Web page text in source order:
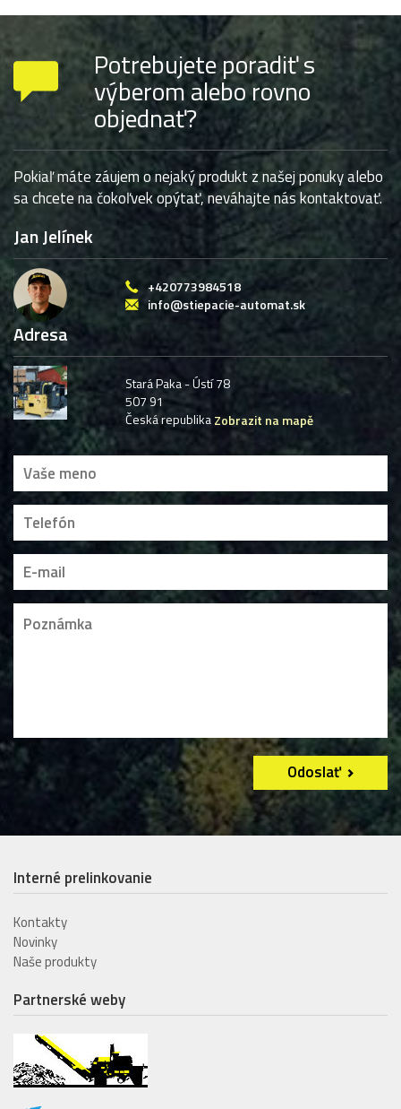
Potrebujete poradiť s
výberom alebo rovno
objednať?
Pokiaľ máte záujem o nejaký produkt z našej ponuky alebo
sa chcete na čokoľvek opýtať, neváhajte nás kontaktovať.
Jan Jelínek
+420773984518
info@stiepacie-automat.sk
Adresa
Stará Paka - Ústí 78
507 91
Česká republikaZobrazit na mapě
Odoslať
Interné prelinkovanie
Kontakty
Novinky
Naše produkty
Partnerské weby